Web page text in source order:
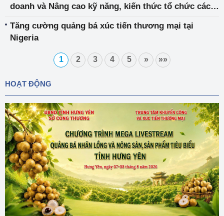
doanh và Nâng cao kỹ năng, kiến thức tổ chức các
Tăng cường quảng bá xúc tiến thương mại tại
Nigeria
1 2 3 4 5 » »»
HOẠT ĐỘNG